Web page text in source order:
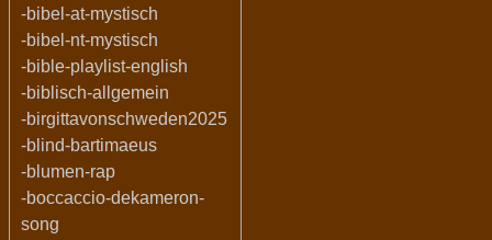
-bibel-at-mystisch
-bibel-nt-mystisch
-bible-playlist-english
-biblisch-allgemein
-birgittavonschweden2025
-blind-bartimaeus
-blumen-rap
-boccaccio-dekameron-
song